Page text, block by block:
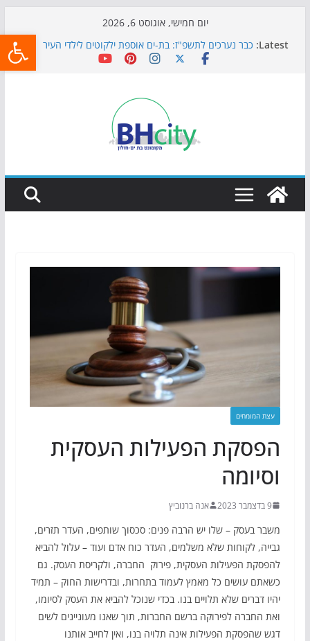
יום חמישי, אוגוסט 6, 2026
Latest: כבר נערכים לתשפ"ז: בת-ים אוספת ילקוטים לילדי העיר
חגיגות המאה מגיעות לחוף: מופע המזרקות חוזר לבת-ים
הקיץ של בני הנוער בבת־ים: חוף הריביירה הופך למרחב
התמודדות והכנה לתקופת שינוי
עצת המומחים
הפסקת הפעילות העסקית
וסיומה
9 בדצמבר 2023 אנה ברנוביץ
משבר בעסק – שלו יש הרבה פנים: סכסוך שותפים, העדר תזרים,
גבייה, לקוחות שלא משלמים, העדר כוח אדם ועוד – עלול להביא
להפסקת הפעילות העסקית, פירוק החברה, ולקריסת העסק. גם
כשאתם עושים כל מאמץ לעמוד בתחרות, ובדרישות החוק – תמיד
יהיו דברים שלא תלויים בנו. בכדי שנוכל להביא את העסק לסיומו,
ואת החברה לפירוקה ברשם החברות, תוך שאנו מעוניינים לשים
דגש שהפסקת הפעילות אינה תלויה בנו, ואין לחייב אותנו